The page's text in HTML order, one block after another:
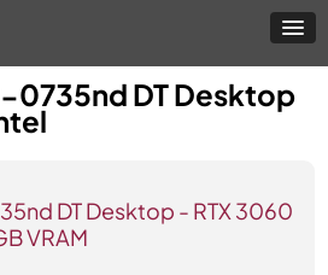
0735nd DT Desktop
DT Desktop - RTX 3060
VRAM